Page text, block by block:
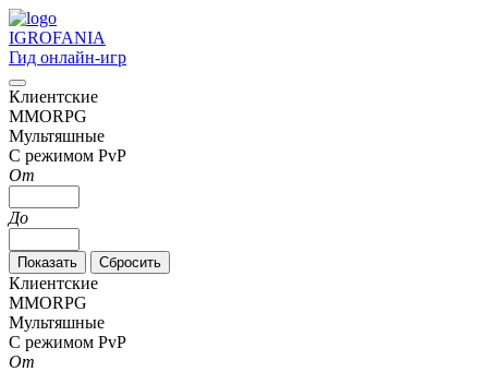
IGROFANIA
Гид онлайн-игр
Клиентские
MMORPG
Мультяшные
С режимом PvP
От
До
Клиентские
MMORPG
Мультяшные
С режимом PvP
От